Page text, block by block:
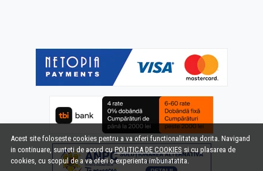
Acest site foloseste cookies pentru a va oferi functionalitatea dorita. Navigand
in continuare, sunteti de acord cuPOLITICA DE COOKIES si cu plasarea de
cookies, cu scopul de a va oferi o experienta imbunatatita.